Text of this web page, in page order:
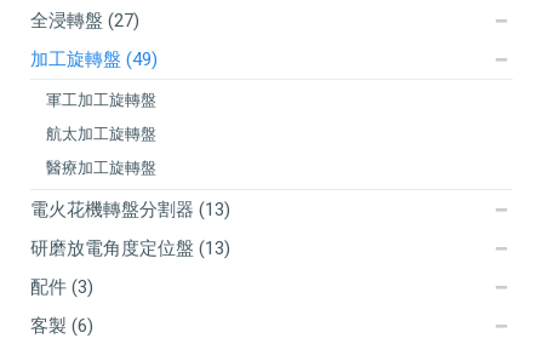
全浸轉盤 (27)
加工旋轉盤 (49)
軍工加工旋轉盤
航太加工旋轉盤
醫療加工旋轉盤
電火花機轉盤分割器 (13)
研磨放電角度定位盤 (13)
配件 (3)
客製 (6)